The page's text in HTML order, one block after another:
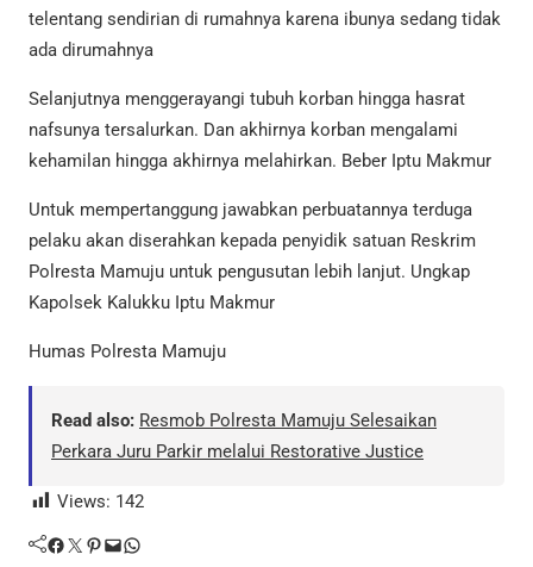
telentang sendirian di rumahnya karena ibunya sedang tidak
ada dirumahnya
Selanjutnya menggerayangi tubuh korban hingga hasrat
nafsunya tersalurkan. Dan akhirnya korban mengalami
kehamilan hingga akhirnya melahirkan. Beber Iptu Makmur
Untuk mempertanggung jawabkan perbuatannya terduga
pelaku akan diserahkan kepada penyidik satuan Reskrim
Polresta Mamuju untuk pengusutan lebih lanjut. Ungkap
Kapolsek Kalukku Iptu Makmur
Humas Polresta Mamuju
Read also: Resmob Polresta Mamuju Selesaikan
Perkara Juru Parkir melalui Restorative Justice
Views: 142
Facebook Twitter Pinterest Mail WhatsApp